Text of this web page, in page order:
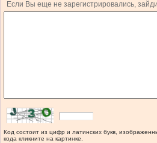
Если Вы еще не зарегистрировались,
Код состоит из цифр и латинских букв,
кода кликните на картинке.